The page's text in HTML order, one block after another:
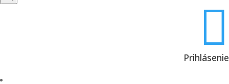

Prihlásenie